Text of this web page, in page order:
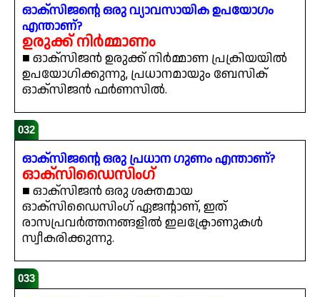
ഓക്സിജന്റെ ഒരു വ്യാവസായിക ഉപയോഗം
എന്താണ്?
ഉരുക്ക് നിർമ്മാണം
■ ഓക്സിജൻ ഉരുക്ക് നിർമ്മാണ പ്രക്രിയയിൽ
ഉപയോഗിക്കുന്നു, പ്രധാനമായും ബേസിക്
ഓക്സിജൻ ഫർണസിൽ.
032
ഓക്സിജന്റെ ഒരു പ്രധാന ഗുണം എന്താണ്?
ഓക്സിഡൈസിംഗ്
■ ഓക്സിജൻ ഒരു ശക്തമായ
ഓക്സിഡൈസിംഗ് ഏജന്റാണ്, ഇത്
രാസപ്രവർത്തനങ്ങളിൽ ഇലക്ട്രോണുകൾ
സ്വീകരിക്കുന്നു.
033